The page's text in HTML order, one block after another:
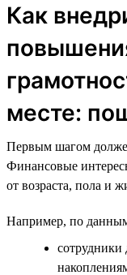
Как
месте:
Первым шагом
Финансовые
от возраста, пола и
Например, по
сотрудники